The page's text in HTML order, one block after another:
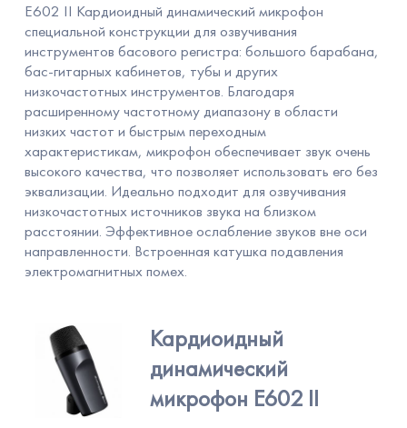
Е602 II Кардиоидный динамический микрофон
специальной конструкции для озвучивания
инструментов басового регистра: большого барабана,
бас-гитарных кабинетов, тубы и других
низкочастотных инструментов. Благодаря
расширенному частотному диапазону в области
низких частот и быстрым переходным
характеристикам, микрофон обеспечивает звук очень
высокого качества, что позволяет использовать его без
эквализации. Идеально подходит для озвучивания
низкочастотных источников звука на близком
расстоянии. Эффективное ослабление звуков вне оси
направленности. Встроенная катушка подавления
электромагнитных помех.
Кардиоидный
динамический
микрофон Е602 II